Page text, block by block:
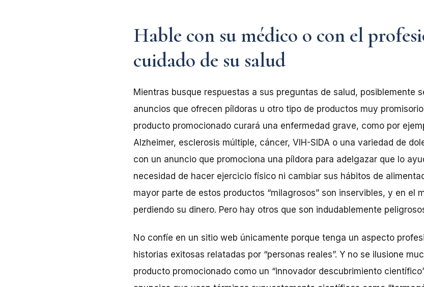
Hable con su médico o con el
cuidado de su salud
Mientras busque respuestas a sus preguntas de salud, posiblemente
anuncios que ofrecen píldoras u otro tipo de productos muy
producto promocionado curará una enfermedad grave, como por
Alzheimer, esclerosis múltiple, cáncer, VIH-SIDA o una variedad de
con un anuncio que promociona una píldora para adelgazar que lo
necesidad de hacer ejercicio físico ni cambiar sus hábitos de
mayor parte de estos productos “milagrosos” son inservibles, y en el
perdiendo su dinero. Pero hay otros que son indudablemente
No confíe en un sitio web únicamente porque tenga un aspecto
historias exitosas relatadas por “personas reales”. Y no se ilusione
producto promocionado como un “innovador descubrimiento